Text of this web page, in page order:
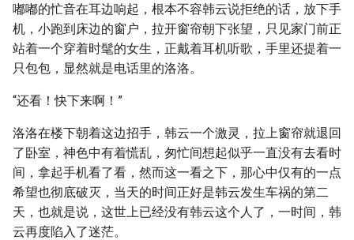
嘟嘟的忙音在耳边响起，根本不容韩云说拒绝的话，放下手
机，小跑到床边的窗户，拉开窗帘朝下张望，只见家门前正
站着一个穿着时髦的女生，正戴着耳机听歌，手里还提着一
只包包，显然就是电话里的洛洛。
“还看！快下来啊！”
洛洛在楼下朝着这边招手，韩云一个激灵，拉上窗帘就退回
了卧室，神色中有着慌乱，匆忙间想起似乎一直没有去看时
间，拿起手机看了看，然而这一看之下，那心中仅有的一点
希望也彻底破灭，当天的时间正好是韩云发生车祸的第二
天，也就是说，这世上已经没有韩云这个人了，一时间，韩
云再度陷入了迷茫。